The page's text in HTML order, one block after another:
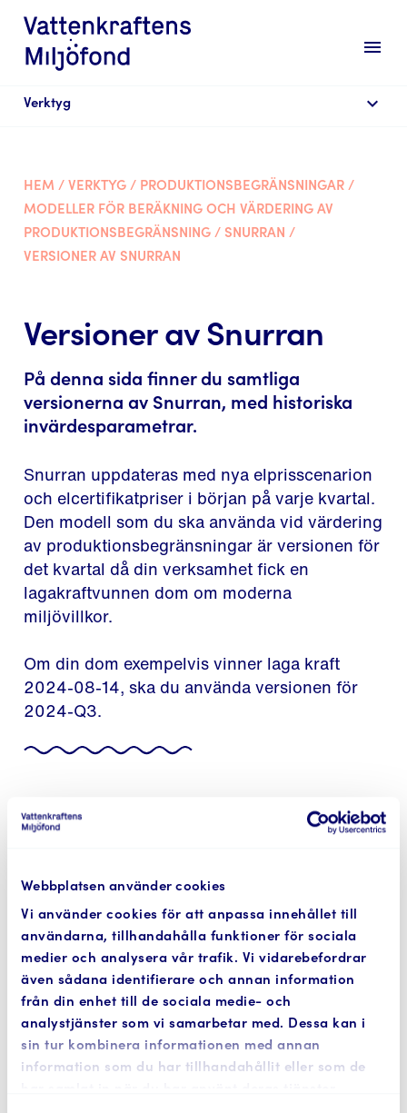
Webbplatsen använder cookies
Vi använder cookies för att anpassa innehållet till
användarna, tillhandahålla funktioner för sociala
medier och analysera vår trafik. Vi vidarebefordrar
även sådana identifierare och annan information
från din enhet till de sociala medie- och
analystjänster som vi samarbetar med. Dessa kan i
sin tur kombinera informationen med annan
information som du har tillhandahållit eller som de
menu
Verktyg expand_more
HEM / VERKTYG / PRODUKTIONSBEGRÄNSNINGAR /
MODELLER FÖR BERÄKNING OCH VÄRDERING AV
PRODUKTIONSBEGRÄNSNING / SNURRAN /
VERSIONER AV SNURRAN
Versioner av Snurran
På denna sida finner du samtliga
versionerna av Snurran, med historiska
invärdesparametrar.
Snurran uppdateras med nya elprisscenarion
och elcertifikatpriser i början på varje kvartal.
Den modell som du ska använda vid värdering
av produktionsbegränsningar är versionen för
det kvartal då din verksamhet fick en
lagakraftvunnen dom om moderna
miljövillkor.
Om din dom exempelvis vinner laga kraft
2024-08-14, ska du använda versionen för
2024-Q3.
2026
SNURRAN version 1.2 – 2026-Q2
SNURRAN version 1.2 – 2026-Q1
2025
SNURRAN version 1.2 – 2025-Q4
SNURRAN version 1.2 – 2025-Q3